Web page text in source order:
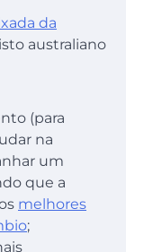
da
australiano
(para
na
um
que a
melhores
;